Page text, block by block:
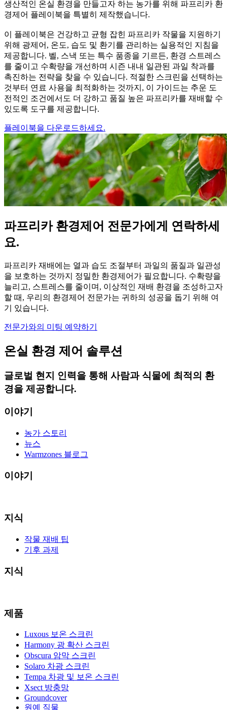
생산적인 온실 환경을 만들고자 하는 농가를 위해 파프리카 환
경제어 플레이북을 특별히 제작했습니다.
이 플레이북은 건강하고 균형 잡힌 파프리카 작물을 지원하기
위해 광제어, 온도, 습도 및 환기를 관리하는 실용적인 지침을
제공합니다. 벨, 스낵 또는 특수 품종을 기르든, 환경 스트레스
를 줄이고 수확량을 개선하며 시즌 내내 일관된 과일 착과를
촉진하는 전략을 찾을 수 있습니다. 적절한 스크린을 선택하는
것부터 연료 사용을 최적화하는 것까지, 이 가이드는 추운 도
전적인 조건에서도 더 강하고 품질 높은 파프리카를 재배할 수
있도록 도구를 제공합니다.
플레이북을 다운로드하세요.
파프리카 환경제어 전문가에게 연락하세
요.
파프리카 재배에는 열과 습도 조절부터 과일의 품질과 일관성
을 보호하는 것까지 정밀한 환경제어가 필요합니다. 수확량을
늘리고, 스트레스를 줄이며, 이상적인 재배 환경을 조성하고자
할 때, 우리의 환경제어 전문가는 귀하의 성공을 돕기 위해 여
기 있습니다.
전문가와의 미팅 예약하기
온실 환경 제어 솔루션
글로벌 현지 인력을 통해 사람과 식물에 최적의 환
경을 제공합니다.
이야기
농가 스토리
뉴스
Warmzones 블로그
이야기
지식
작물 재배 팁
기후 과제
지식
제품
Luxous 보온 스크린
Harmony 광 확산 스크린
Obscura 암막 스크린
Solaro 차광 스크린
Tempa 차광 및 보온 스크린
Xsect 방충망
Groundcover
원예 직물